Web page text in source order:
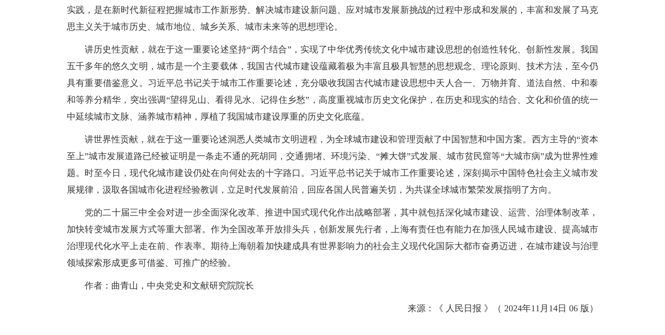
实践，是在新时代新征程把握城市工作新形势、解决城市建设新问题、应对城市发展新挑战的过程中形成和发展的，丰富和发展了马克
思主义关于城市历史、城市地位、城乡关系、城市未来等的思想理论。
讲历史性贡献，就在于这一重要论述坚持“两个结合”，实现了中华优秀传统文化中城市建设思想的创造性转化、创新性发展。我国
五千多年的悠久文明，城市是一个主要载体，我国古代城市建设蕴藏着极为丰富且极具智慧的思想观念、理论原则、技术方法，至今仍
具有重要借鉴意义。习近平总书记关于城市工作重要论述，充分吸收我国古代城市建设思想中天人合一、万物并育、道法自然、中和泰
和等养分精华，突出强调“望得见山、看得见水、记得住乡愁”，高度重视城市历史文化保护，在历史和现实的结合、文化和价值的统一
中延续城市文脉、涵养城市精神，厚植了我国城市建设厚重的历史文化底蕴。
讲世界性贡献，就在于这一重要论述洞悉人类城市文明进程，为全球城市建设和管理贡献了中国智慧和中国方案。西方主导的“资本
至上”城市发展道路已经被证明是一条走不通的死胡同，交通拥堵、环境污染、“摊大饼”式发展、城市贫民窟等“大城市病”成为世界性难
题。时至今日，现代化城市建设仍处在向何处去的十字路口。习近平总书记关于城市工作重要论述，深刻揭示中国特色社会主义城市发
展规律，汲取各国城市化进程经验教训，立足时代发展前沿，回应各国人民普遍关切，为共谋全球城市繁荣发展指明了方向。
党的二十届三中全会对进一步全面深化改革、推进中国式现代化作出战略部署，其中就包括深化城市建设、运营、治理体制改革，
加快转变城市发展方式等重大部署。作为全国改革开放排头兵，创新发展先行者，上海有责任也有能力在加强人民城市建设、提高城市
治理现代化水平上走在前、作表率。期待上海朝着加快建成具有世界影响力的社会主义现代化国际大都市奋勇迈进，在城市建设与治理
领域探索形成更多可借鉴、可推广的经验。
作者：曲青山，中央党史和文献研究院院长
来源：《 人民日报 》（ 2024年11月14日 06 版）